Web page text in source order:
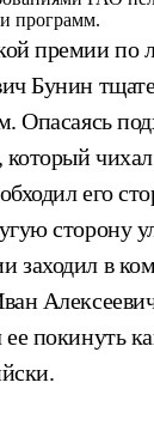
программ.
премии по
Бунин
Опасаясь
который
его
сторону
заходил в
покинуть